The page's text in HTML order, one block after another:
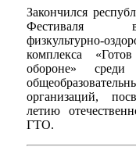
Закончился
Фестиваля
физкультурно-
комплекса
обороне» среди
организаций,
летию
ГТО.